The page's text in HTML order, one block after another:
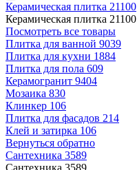
Керамическая плитка 21100
Керамическая плитка 21100
Посмотреть все товары
Плитка для ванной 9039
Плитка для кухни 1884
Плитка для пола 609
Керамогранит 9404
Мозаика 830
Клинкер 106
Плитка для фасадов 214
Клей и затирка 106
Вернуться обратно
Сантехника 3589
Сантехника 3589